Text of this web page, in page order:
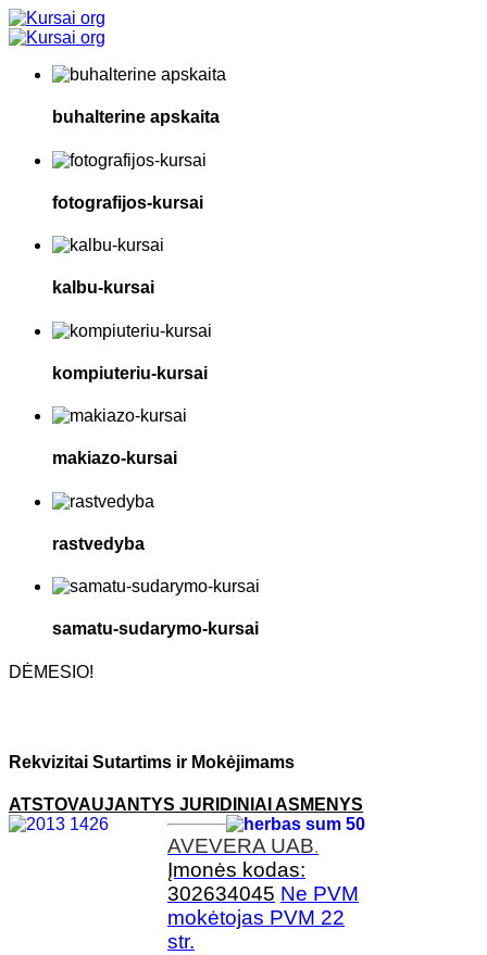
buhalterine apskaita
fotografijos-kursai
kalbu-kursai
kompiuteriu-kursai
makiazo-kursai
rastvedyba
samatu-sudarymo-kursai
DĖMESIO!
Rekvizitai Sutartims ir Mokėjimams
ATSTOVAUJANTYS JURIDINIAI ASMENYS
AVEVERA UAB.
Įmonės kodas:
302634045 Ne PVM
mokėtojas PVM 22
str.